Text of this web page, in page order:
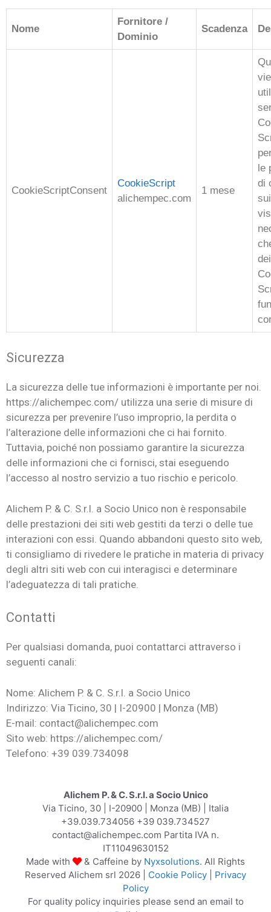
Nome
Fornitore /
Dominio
Scadenza
CookieScriptConsent
CookieScript
alichempec.com
1 mese
le
di
Sicurezza
La sicurezza delle tue informazioni è importante per noi.
https://alichempec.com/ utilizza una serie di misure di
sicurezza per prevenire l’uso improprio, la perdita o
l’alterazione delle informazioni che ci hai fornito.
Tuttavia, poiché non possiamo garantire la sicurezza
delle informazioni che ci fornisci, stai eseguendo
l’accesso al nostro servizio a tuo rischio e pericolo.
Alichem P. & C. S.r.l. a Socio Unico non è responsabile
delle prestazioni dei siti web gestiti da terzi o delle tue
interazioni con essi. Quando abbandoni questo sito web,
ti consigliamo di rivedere le pratiche in materia di privacy
degli altri siti web con cui interagisci e determinare
l’adeguatezza di tali pratiche.
Contatti
Per qualsiasi domanda, puoi contattarci attraverso i
seguenti canali:
Nome: Alichem P. & C. S.r.l. a Socio Unico
Indirizzo: Via Ticino, 30 | I-20900 | Monza (MB)
E-mail: contact@alichempec.com
Sito web: https://alichempec.com/
Telefono: +39 039.734098
Alichem P. & C. S.r.l. a Socio Unico
Via Ticino, 30 | I-20900 | Monza (MB) | Italia
+39.039.734056 +39 039.734527
contact@alichempec.com Partita IVA n.
IT11049630152
Made with
& Caffeine by Nyxsolutions. All Rights
Reserved Alichem srl 2026 | Cookie Policy
Privacy
Policy
For quality policy inquiries please send an email to